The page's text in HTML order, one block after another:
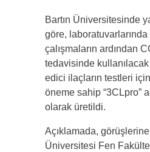
Bartın Üniversitesinde
göre,
çalışmaların ardından
tedavisinde
edici ilaçların testleri
öneme sahip “3CLpro”
olarak üretildi.
Açıklamada,
Üniversitesi Fen